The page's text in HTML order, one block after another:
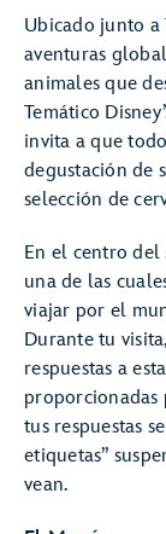
Ubicado junto a
aventuras
animales que
Temático
invita a que
degustación de
selección de
En el centro del
una de las
viajar por el
Durante tu
respuestas a
proporcionadas
tus respuestas
etiquetas”
vean.